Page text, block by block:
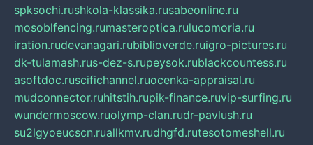
spksochi.rushkola-klassika.rusabeonline.ru
mosoblfencing.rumasteroptica.rulucomoria.ru
iration.rudevanagari.rubiblioverde.ruigro-pictures.ru
dk-tulamash.rus-dez-s.rupeysok.rublackcountess.ru
asoftdoc.ruscifichannel.ruocenka-appraisal.ru
mudconnector.ruhitstih.rupik-finance.ruvip-surfing.ru
wundermoscow.ruolymp-clan.rudr-pavlush.ru
su2lgyoeucscn.ruallkmv.rudhgfd.rutesotomeshell.ru